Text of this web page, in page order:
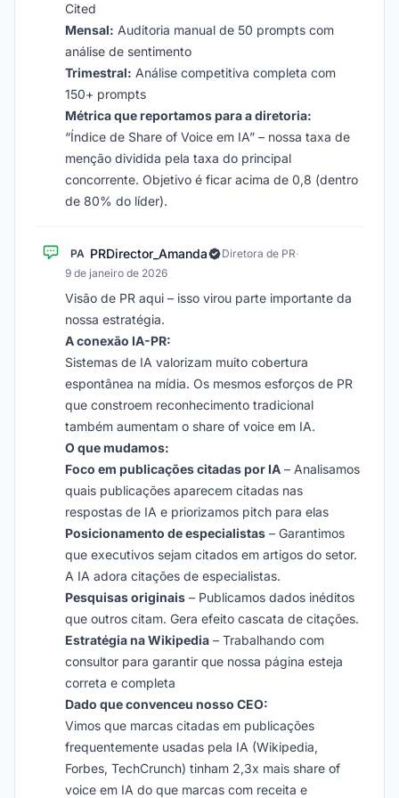
Cited
Mensal: Auditoria manual de 50 prompts com
análise de sentimento
Trimestral: Análise competitiva completa com
150+ prompts
Métrica que reportamos para a diretoria:
“Índice de Share of Voice em IA” – nossa taxa de
menção dividida pela taxa do principal
concorrente. Objetivo é ficar acima de 0,8 (dentro
de 80% do líder).
PA PRDirector_Amanda Diretora de PR·
9 de janeiro de 2026
Visão de PR aqui – isso virou parte importante da
nossa estratégia.
A conexão IA-PR:
Sistemas de IA valorizam muito cobertura
espontânea na mídia. Os mesmos esforços de PR
que constroem reconhecimento tradicional
também aumentam o share of voice em IA.
O que mudamos:
Foco em publicações citadas por IA – Analisamos
quais publicações aparecem citadas nas
respostas de IA e priorizamos pitch para elas
Posicionamento de especialistas – Garantimos
que executivos sejam citados em artigos do setor.
A IA adora citações de especialistas.
Pesquisas originais – Publicamos dados inéditos
que outros citam. Gera efeito cascata de citações.
Estratégia na Wikipedia – Trabalhando com
consultor para garantir que nossa página esteja
correta e completa
Dado que convenceu nosso CEO:
Vimos que marcas citadas em publicações
frequentemente usadas pela IA (Wikipedia,
Forbes, TechCrunch) tinham 2,3x mais share of
voice em IA do que marcas com receita e